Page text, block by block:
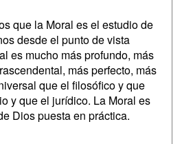
que la Moral es el estudio de
desde el punto de vista
es mucho más profundo, más
más perfecto, más
que el filosófico y que
y que el jurídico. La Moral es
Dios puesta en práctica.